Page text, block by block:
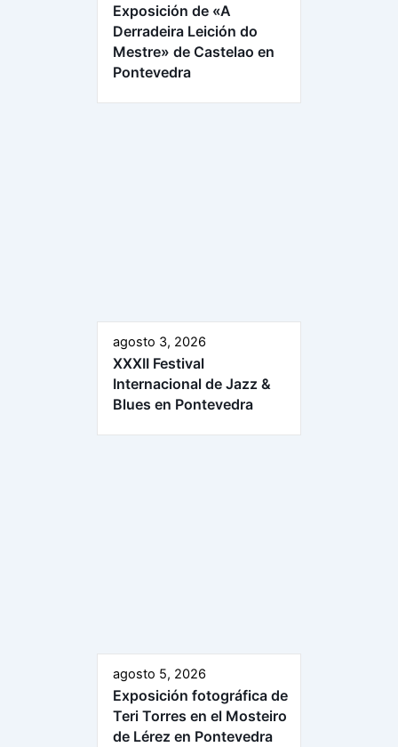
Exposición de «A
Derradeira Leición do
Mestre» de Castelao en
Pontevedra
agosto 3, 2026
XXXII Festival
Internacional de Jazz &
Blues en Pontevedra
agosto 5, 2026
Exposición fotográfica de
Teri Torres en el Mosteiro
de Lérez en Pontevedra